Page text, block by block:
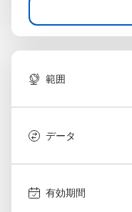
範囲
データ
有効期間